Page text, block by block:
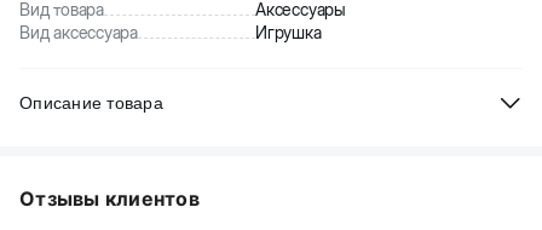
Вид товара
Аксессуары
Вид аксессуара
Игрушка
Описание товара
являются любителями потрепать хозяйскую обувь или другие
Отзывы клиентов